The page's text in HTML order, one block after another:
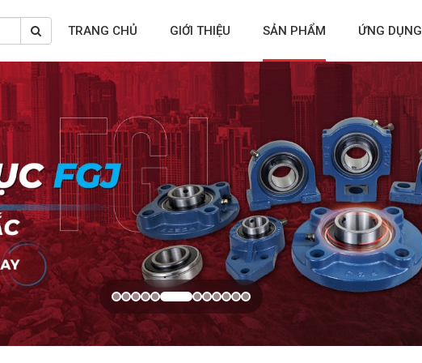
TRANG CHỦ GIỚI THIỆU SẢN PHẨM ỨNG DỤNG